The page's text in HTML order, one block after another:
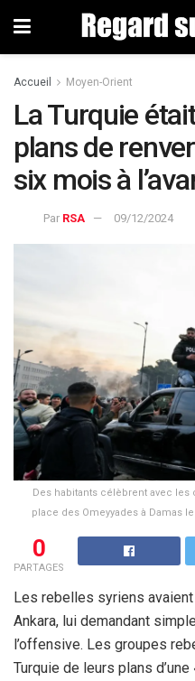
Accueil Moyen-Orient
La Turquie
plans de
six mois à
Par RSA 09/12/2024
Des habitants célèbrent avec les
place des Omeyyades à Damas le
0
PARTAGES
Les rebelles syriens
Ankara, lui demandant
l’offensive. Les groupes
Turquie de leurs plans